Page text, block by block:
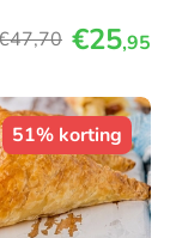
,70 €25,95
51% korting